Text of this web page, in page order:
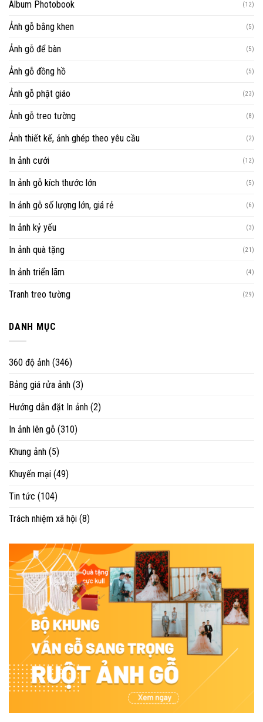
Album Photobook (12)
Ảnh gỗ bằng khen (5)
Ảnh gỗ để bàn (5)
Ảnh gỗ đồng hồ (5)
Ảnh gỗ phật giáo (23)
Ảnh gỗ treo tường (8)
Ảnh thiết kế, ảnh ghép theo yêu cầu (2)
In ảnh cưới (12)
In ảnh gỗ kích thước lớn (5)
In ảnh gỗ số lượng lớn, giá rẻ (6)
In ảnh kỷ yếu (3)
In ảnh quà tặng (21)
In ảnh triển lãm (4)
Tranh treo tường (29)
DANH MỤC
360 độ ảnh (346)
Bảng giá rửa ảnh (3)
Hướng dẫn đặt In ảnh (2)
In ảnh lên gỗ (310)
Khung ảnh (5)
Khuyến mại (49)
Tin tức (104)
Trách nhiệm xã hội (8)